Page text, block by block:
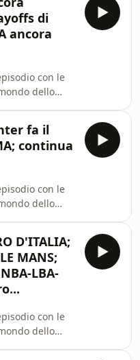
sportinbarba/Link
5
di
ancora
con le
dello
aff_c?
sportinbarba/Link
5
fa il
continua
con le
dello
aff_c?
sportinbarba/Link
5
D'ITALIA;
MANS;
LBA-
con le
dello